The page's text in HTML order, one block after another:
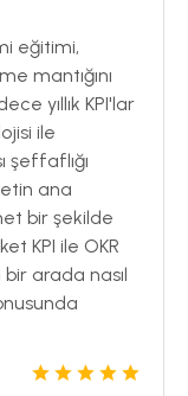
eğitimi,
mantığını
yıllık KPI'lar
ile
şeffaflığı
ana
bir şekilde
KPI ile OKR
bir arada nasıl